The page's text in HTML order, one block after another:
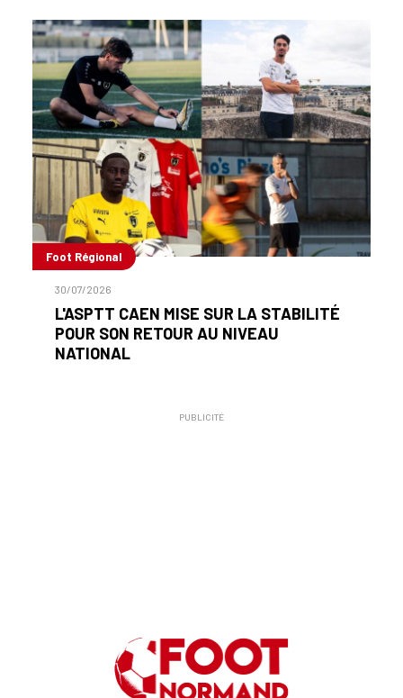
Foot Régional
30/07/2026
L'ASPTT CAEN MISE SUR LA STABILITÉ
POUR SON RETOUR AU NIVEAU
NATIONAL
PUBLICITÉ